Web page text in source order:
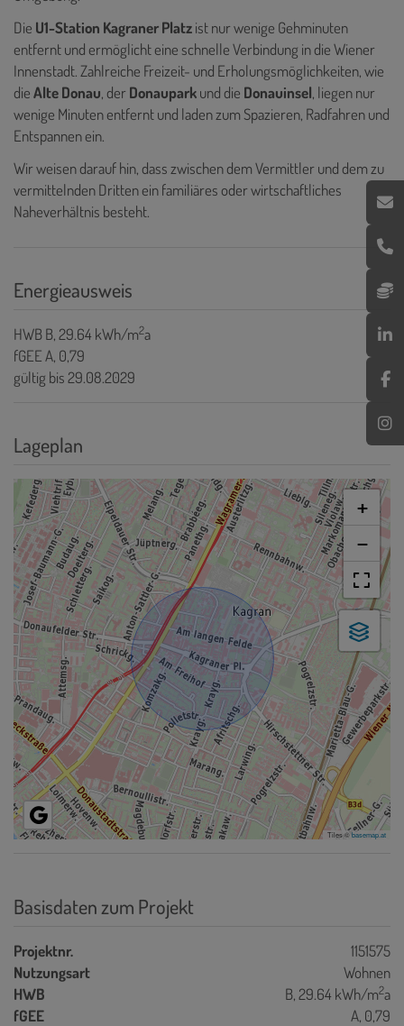
Die U1-Station Kagraner Platzist nur wenige Gehminuten
entfernt und ermöglicht eine schnelle Verbindung in die Wiener
Innenstadt. Zahlreiche Freizeit- und Erholungsmöglichkeiten, wie
dieAlte Donau, derDonauparkund die Donauinsel, liegen nur
wenige Minuten entfernt und laden zum Spazieren, Radfahren und
Entspannen ein.
Wir weisen darauf hin, dass zwischen dem Vermittler und dem zu
vermittelnden Dritten ein familiäres oder wirtschaftliches
Naheverhältnis besteht.
Energieausweis
HWBB, 29.64 kWh/m2a
fGEEA, 0,79
gültig bis29.08.2029
Lageplan
+
−
Tiles ©basemap.at
Basisdaten zum Projekt
Projektnr.
1151575
Nutzungsart
Wohnen
HWB
B, 29.64 kWh/m2a
fGEE
A, 0,79